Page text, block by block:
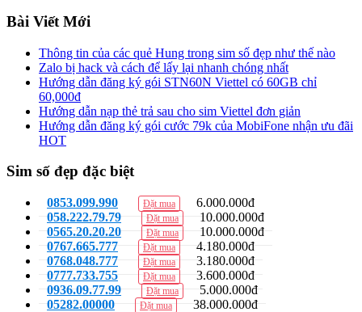
Bài Viết Mới
Thông tin của các quẻ Hung trong sim số đẹp như thế nào
Zalo bị hack và cách để lấy lại nhanh chóng nhất
Hướng dẫn đăng ký gói STN60N Viettel có 60GB chỉ
60,000đ
Hướng dẫn nạp thẻ trả sau cho sim Viettel đơn giản
Hướng dẫn đăng ký gói cước 79k của MobiFone nhận ưu đãi
HOT
Sim số đẹp đặc biệt
0853.099.990 Đặt mua
6.000.000đ
058.222.79.79
Đặt mua
10.000.000đ
0565.20.20.20
Đặt mua
10.000.000đ
0767.665.777
Đặt mua
4.180.000đ
0768.048.777
Đặt mua
3.180.000đ
0777.733.755
Đặt mua
3.600.000đ
0936.09.77.99
Đặt mua
5.000.000đ
05282.00000
Đặt mua
38.000.000đ